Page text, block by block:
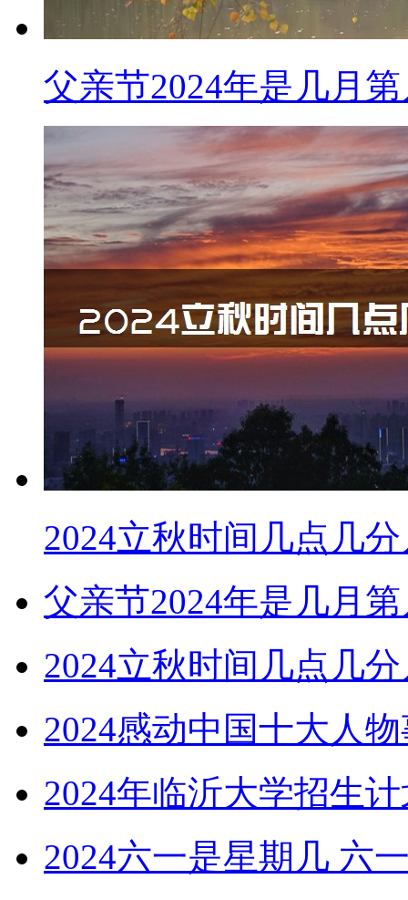
父亲节2024年是几月
2024立秋时间几点几
父亲节2024年是几月
2024立秋时间几点几
2024感动中国十大人
2024年临沂大学招生
2024六一是星期几 六